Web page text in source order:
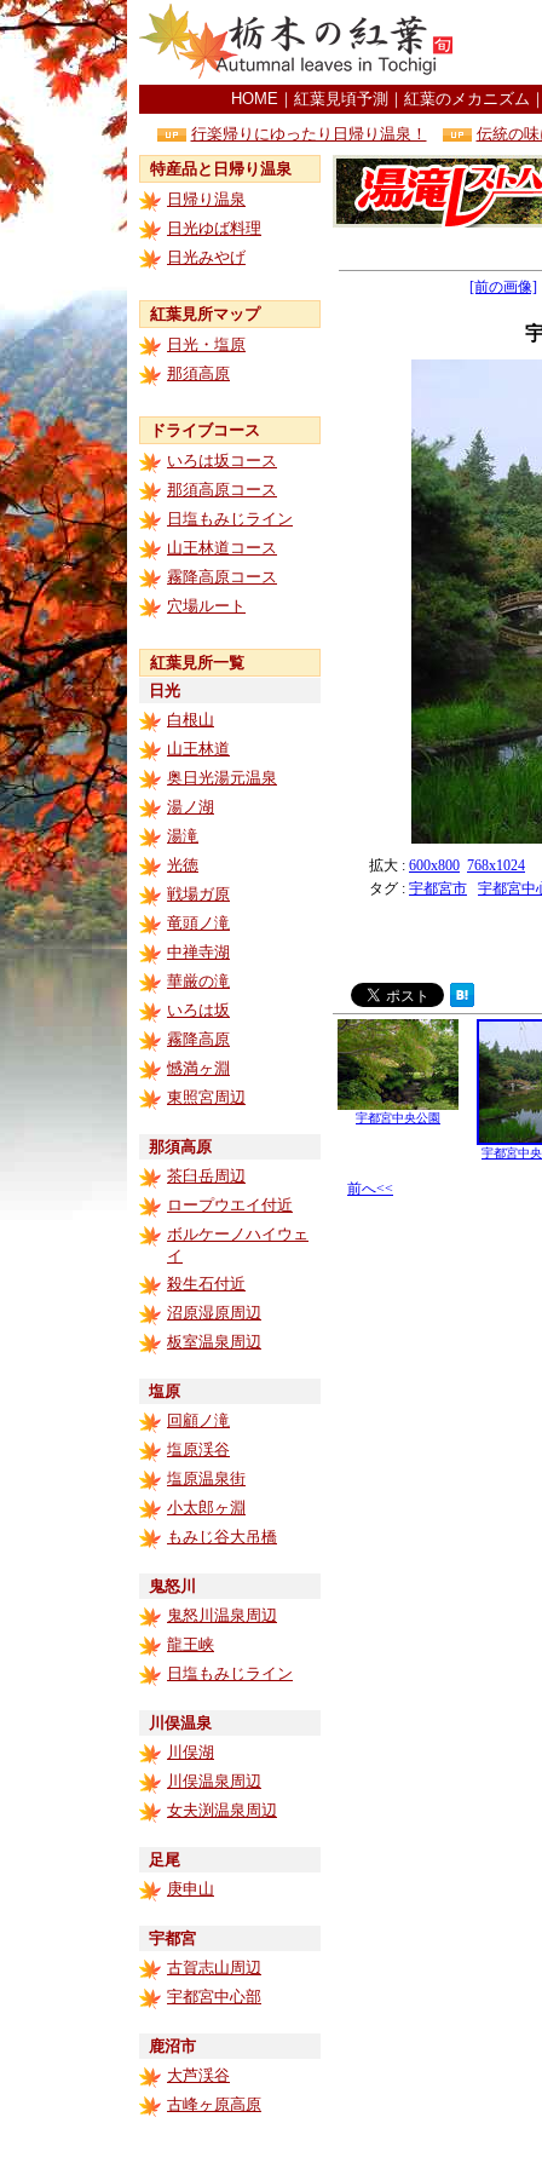
HOME ｜ 紅葉見頃予測 ｜ 紅葉のメカニズム
行楽帰りにゆったり日帰り温泉！
伝統の
特産品と日帰り温泉
日帰り温泉
日光ゆば料理
日光みやげ
紅葉見所マップ
日光・塩原
那須高原
ドライブコース
いろは坂コース
那須高原コース
日塩もみじライン
山王林道コース
霧降高原コース
穴場ルート
紅葉見所一覧
日光
白根山
山王林道
奥日光湯元温泉
湯ノ湖
湯滝
光徳
戦場ガ原
竜頭ノ滝
中禅寺湖
華厳の滝
いろは坂
霧降高原
憾満ヶ淵
東照宮周辺
那須高原
茶臼岳周辺
ロープウエイ付近
ボルケーノハイウェ
イ
殺生石付近
沼原湿原周辺
板室温泉周辺
塩原
回顧ノ滝
塩原渓谷
塩原温泉街
小太郎ヶ淵
もみじ谷大吊橋
鬼怒川
鬼怒川温泉周辺
龍王峡
日塩もみじライン
川俣温泉
川俣湖
川俣温泉周辺
女夫渕温泉周辺
足尾
庚申山
宇都宮
古賀志山周辺
宇都宮中心部
鹿沼市
大芦渓谷
古峰ヶ原高原
[前の画像]
拡大 : 600x800 768x1024
タグ : 宇都宮市 宇都宮中
宇都宮中央公園
宇都宮中
前へ<<